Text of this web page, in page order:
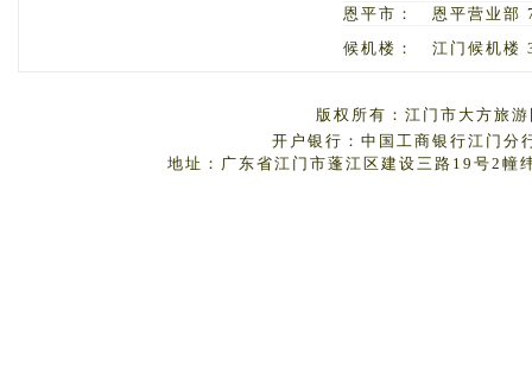
恩平市：
恩平营业部
候机楼：
江门候机楼
版权所有：江门市大方旅
开户银行：中国工商银行江门
地址：广东省江门市蓬江区建设三路19号2